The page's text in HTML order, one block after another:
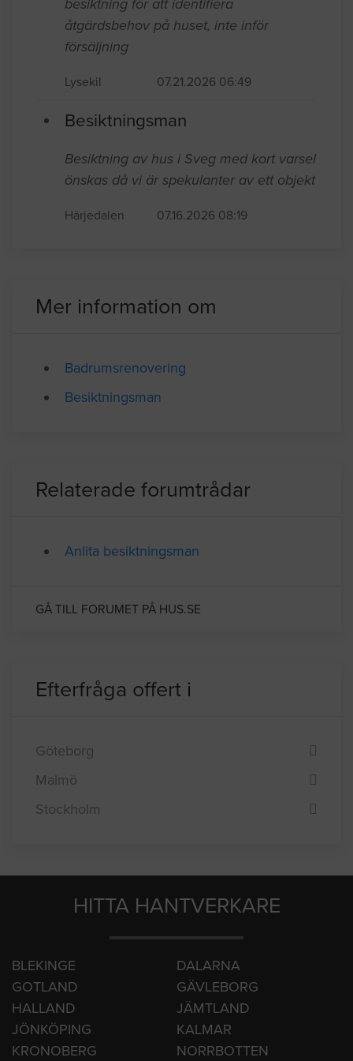
besiktning för att identifiera
åtgärdsbehov på huset, inte inför
försäljning
Lysekil 07.21.2026 06:49
Besiktningsman
Besiktning av hus i Sveg med kort varsel
önskas då vi är spekulanter av ett objekt
Härjedalen 07.16.2026 08:19
Mer information om
Badrumsrenovering
Besiktningsman
Relaterade forumtrådar
Anlita besiktningsman
GÅ TILL FORUMET PÅ HUS.SE
Efterfråga offert i
Göteborg
Malmö
Stockholm
HITTA HANTVERKARE
BLEKINGE
DALARNA
GOTLAND
GÄVLEBORG
HALLAND
JÄMTLAND
JÖNKÖPING
KALMAR
KRONOBERG
NORRBOTTEN